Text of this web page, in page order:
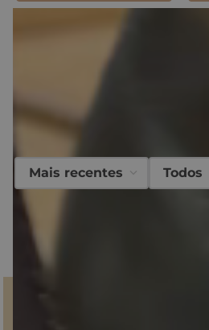
nossos clientes
Avaliações
Carregando…
Faça login para escrever
Mais recentes Todos
Carregando avaliações…